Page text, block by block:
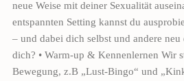
neue Weise mit deiner Sexualität
entspannten Setting kannst du
– und dabei dich selbst und andere neu
dich? • Warm-up & Kennenlernen Wir
Bewegung, z.B „Lust-Bingo“ und